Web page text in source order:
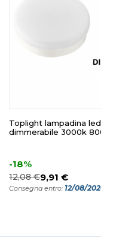
Toplight lampadina led
dimmerabile 3000k 800
-18%
12,08 €9,91 €
Consegna entro: 12/08/2026